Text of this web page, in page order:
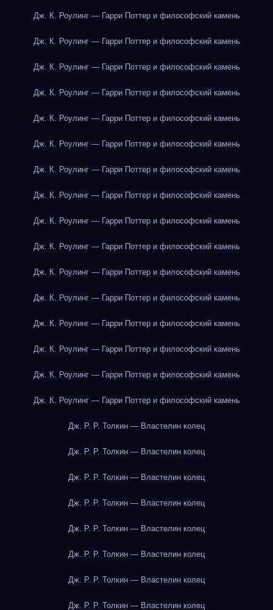
Дж. К. Роулинг — Гарри Поттер и философский камень
Дж. К. Роулинг — Гарри Поттер и философский камень
Дж. К. Роулинг — Гарри Поттер и философский камень
Дж. К. Роулинг — Гарри Поттер и философский камень
Дж. К. Роулинг — Гарри Поттер и философский камень
Дж. К. Роулинг — Гарри Поттер и философский камень
Дж. К. Роулинг — Гарри Поттер и философский камень
Дж. К. Роулинг — Гарри Поттер и философский камень
Дж. К. Роулинг — Гарри Поттер и философский камень
Дж. К. Роулинг — Гарри Поттер и философский камень
Дж. К. Роулинг — Гарри Поттер и философский камень
Дж. К. Роулинг — Гарри Поттер и философский камень
Дж. К. Роулинг — Гарри Поттер и философский камень
Дж. К. Роулинг — Гарри Поттер и философский камень
Дж. К. Роулинг — Гарри Поттер и философский камень
Дж. К. Роулинг — Гарри Поттер и философский камень
Дж. Р. Р. Толкин — Властелин колец
Дж. Р. Р. Толкин — Властелин колец
Дж. Р. Р. Толкин — Властелин колец
Дж. Р. Р. Толкин — Властелин колец
Дж. Р. Р. Толкин — Властелин колец
Дж. Р. Р. Толкин — Властелин колец
Дж. Р. Р. Толкин — Властелин колец
Дж. Р. Р. Толкин — Властелин колец